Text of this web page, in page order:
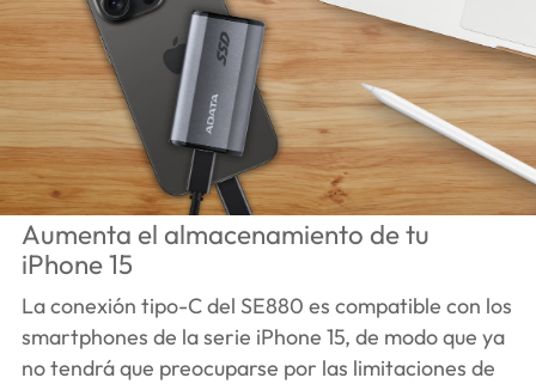
Aumenta el almacenamiento de tu
iPhone 15
La conexión tipo-C del SE880 es compatible con los
smartphones de la serie iPhone 15, de modo que ya
no tendrá que preocuparse por las limitaciones de